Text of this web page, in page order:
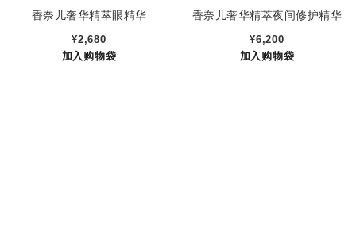
香奈儿奢华精萃眼精华
参考编号 147960
¥2,680
加入购物袋
香奈儿奢华精萃夜间修护精华
参考编号 144870
¥6,200
加入购物袋